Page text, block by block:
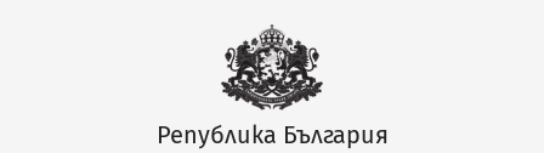
Република България